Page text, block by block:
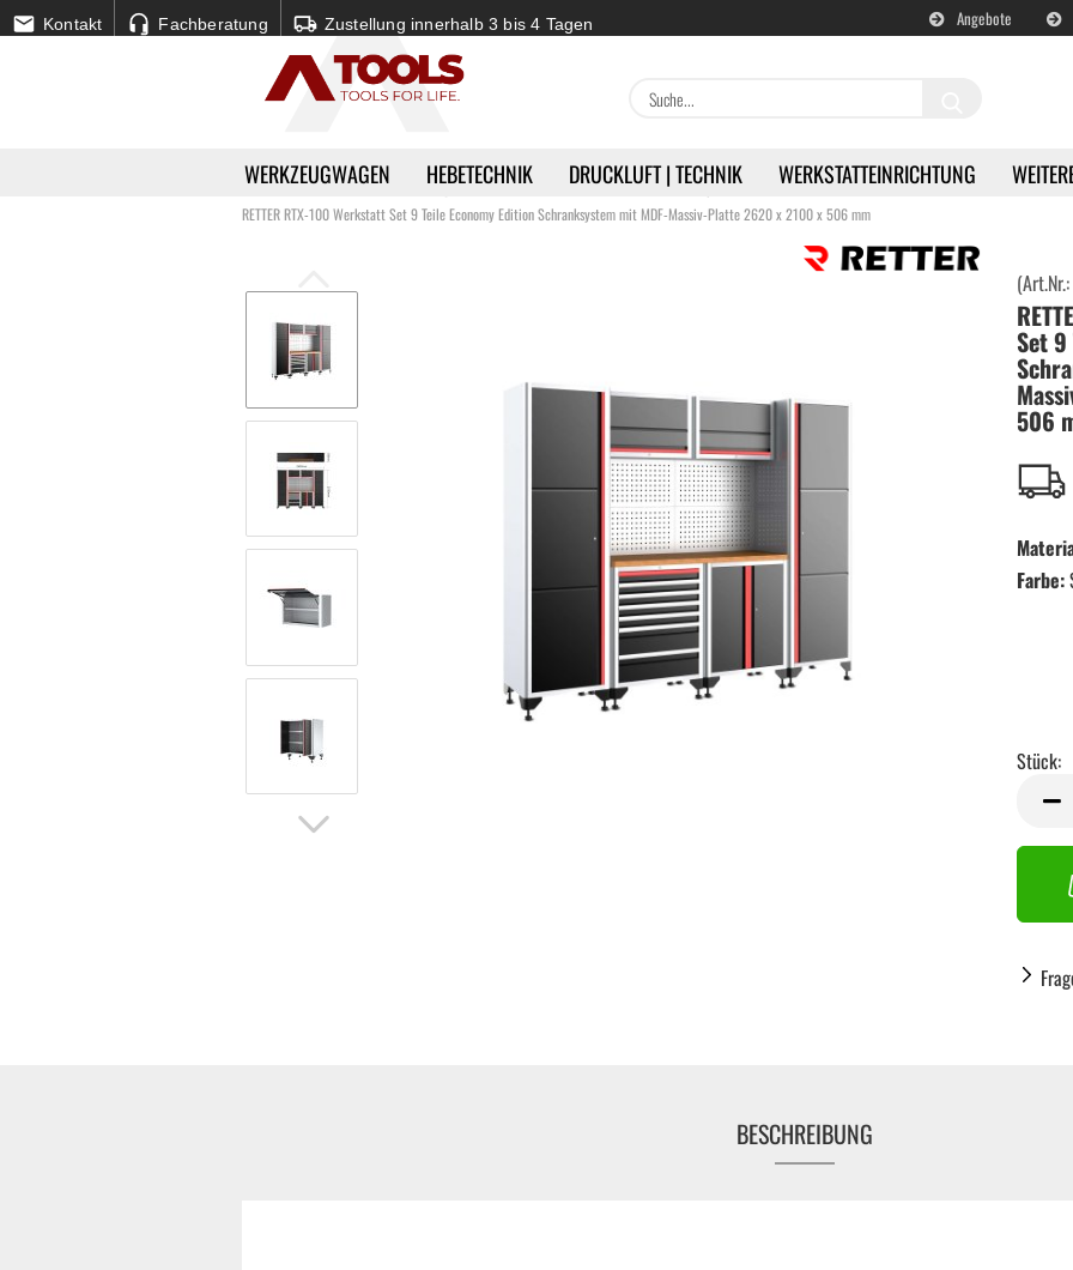
Kontakt Fachberatung Zustellung innerhalb 3 bis 4 Tagen Angebote
WERKZEUGWAGEN HEBETECHNIK DRUCKLUFT | TECHNIK WERKSTATTEINRICHTUNG
Baumaschinen | Strom Generator anzeigen
Minibagger
Minibagger / Zubehör
Minidumper
Verschleißteile | Ersatzteile
Stromaggregate 220V/400V
DeWALT | Akkugeräte
RETTER | Akkugeräte
Startseite » Werkstatteinrichtung » Werkstattschränke - System » Komplette System »
RETTER RTX-100 Werkstatt Set 9 Teile Economy Edition Schranksystem mit MDF-Massiv-Platte 2620 x 2100 x 506 mm
(Art.Nr.:
Set
506
Farbe:
Stück:
Stück
BESCHREIBUNG